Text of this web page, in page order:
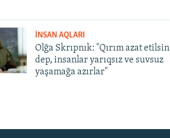
İNSAN AQLARI
Olğa Skrıpnık: "Qırım azat etilsin
dep, insanlar yarıqsız ve suvsuz
yaşamağa azırlar"